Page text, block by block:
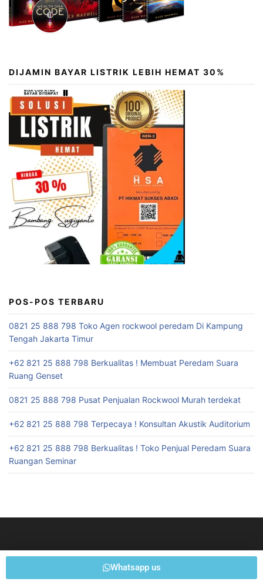
DIJAMIN BAYAR LISTRIK LEBIH HEMAT 30%
POS-POS TERBARU
0821 25 888 798 Toko Agen rockwool peredam Di Kampung
Tengah Jakarta Timur
+62 821 25 888 798 Berkualitas ! Membuat Peredam Suara
Ruang Genset
0821 25 888 798 Pusat Penjualan Rockwool Murah terdekat
+62 821 25 888 798 Terpecaya ! Konsultan Akustik Auditorium
+62 821 25 888 798 Berkualitas ! Toko Penjual Peredam Suara
Ruangan Seminar
Whatsapp us